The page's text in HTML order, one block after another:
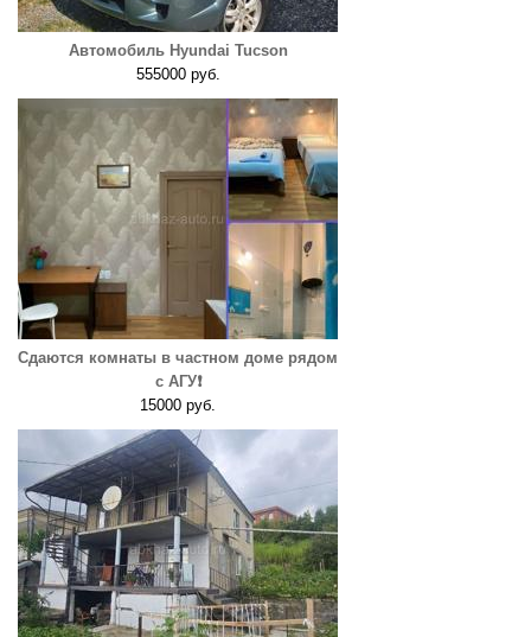
Автомобиль Hyundai Tucson
555000 руб.
Сдаются комнаты в частном доме рядом
с АГУ❗️
15000 руб.